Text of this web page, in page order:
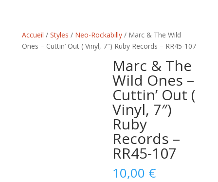
Accueil / Styles / Neo-Rockabilly/ Marc & The Wild
Ones – Cuttin’ Out ( Vinyl, 7″) Ruby Records – RR45-107
Marc & The
Wild Ones –
Cuttin’ Out (
Vinyl, 7″)
Ruby
Records –
RR45-107
10,00 €